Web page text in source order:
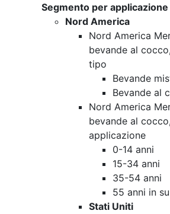
Segmento per applicazione
Nord America
Nord America
bevande al
tipo
Bevande
Bevande al
Nord America
bevande al
applicazione
0-14 anni
15-34 anni
35-54 anni
55 anni in su
Stati Uniti